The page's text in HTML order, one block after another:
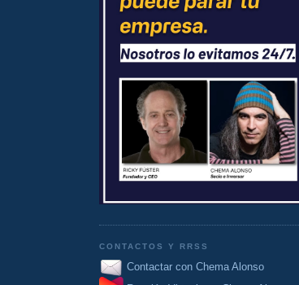
CONTACTOS Y RRSS
Contactar con Chema Alonso